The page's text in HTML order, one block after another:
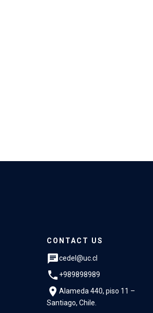
CONTACT US
chatcedel@uc.cl
phone +989898989
location_on Alameda 440, piso 11 –
Santiago, Chile.